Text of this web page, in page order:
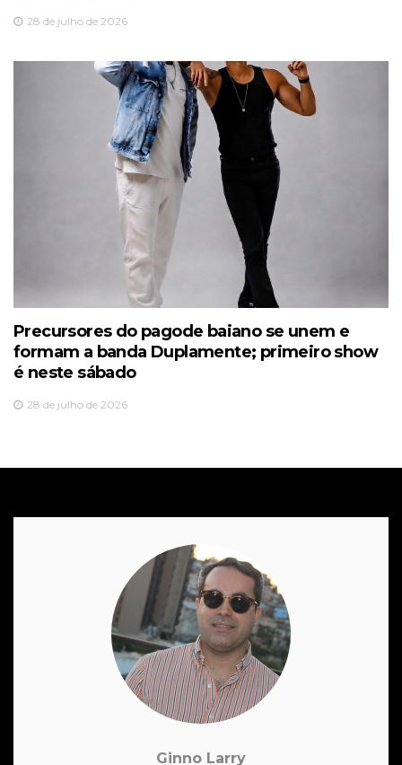
28 de julho de 2026
Precursores do pagode baiano se unem e
formam a banda Duplamente; primeiro show
é neste sábado
28 de julho de 2026
Ginno Larry